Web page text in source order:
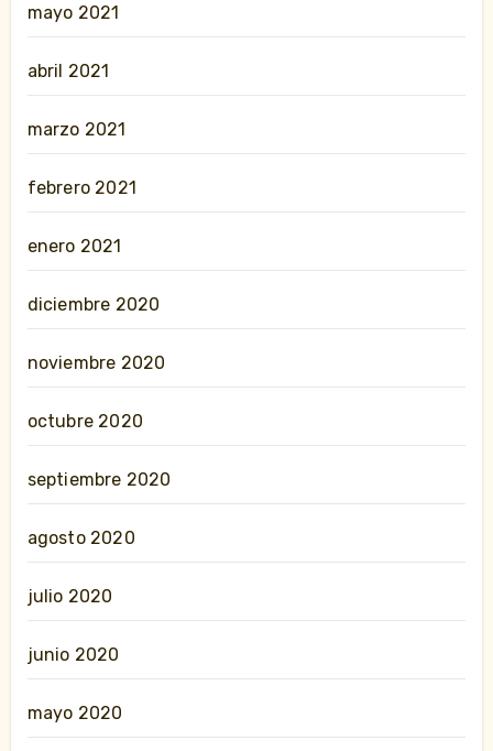
mayo 2021
abril 2021
marzo 2021
febrero 2021
enero 2021
diciembre 2020
noviembre 2020
octubre 2020
septiembre 2020
agosto 2020
julio 2020
junio 2020
mayo 2020